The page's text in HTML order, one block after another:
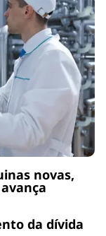
novas,
da dívida